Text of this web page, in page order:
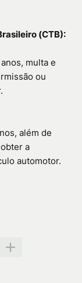
(CTB):
multa e
ou
além de
a
automotor.